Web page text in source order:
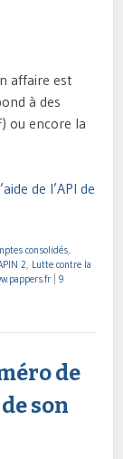
affaire est
à des
ou encore la
de l’API de
consolidés,
2, Lutte contre la
9
de
son